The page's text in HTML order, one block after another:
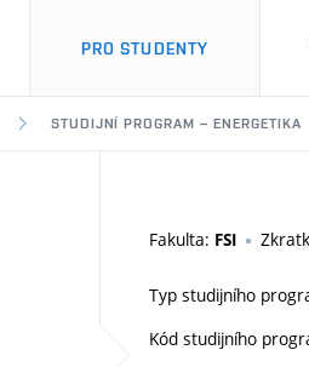
PRO STUDENTY
STUDIJNÍ PROGRAM – ENERGETIKA
Fakulta: FSI
Typ studijního
Kód studijního